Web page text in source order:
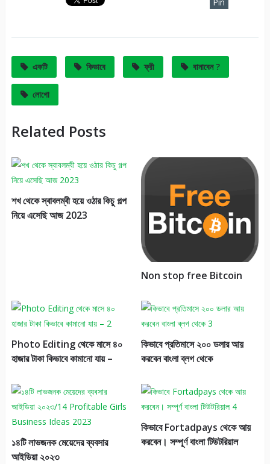
একটি কিভাবে ফ্রী বানাবেন ?
লোগো
Related Posts
শখ থেকে স্বাবলম্বী হয়ে ওঠার কিচু গল্প
নিয়ে এসেছি আজ 2023
Non stop free Bitcoin
Photo Editing থেকে মাসে ৪০
হাজার টাকা কিভাবে কামানো যায় –
কিভাবে প্রতিমাসে ২০০ ডলার আয়
করবেন বাংলা ব্লগ থেকে
১৪টি লাভজনক মেয়েদের ব্যবসার
আইডিয়া ২০২৩
কিভাবে Fortadpays থেকে আয়
করবেন। সম্পূর্ণ বাংলা টিউটরিয়াল